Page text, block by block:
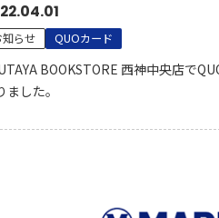
知らせ QUOカード
BOOKSTORE 西神中央店で
ました。